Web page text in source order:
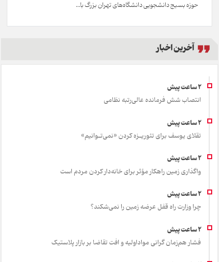
حوزه بسیج دانشجویی دانشگاه‌های تهران بزرگ با...
آخرین اخبار
انتصاب شش فرمانده عالی‌رتبه نظامی
تقلای یوسف برای تئور‌یـزه ک‍ردن «نمی‌تـوانیم»
واگذاری زمین راهکار مؤثر برای خانه‌دار کردن مردم است
چرا وزارت راه قفل عرضه زمین را نمی‌شکند؟
فشار هم‌زمان گرانی مواداولیه و افت تقاضا بر بازار پلاستیک